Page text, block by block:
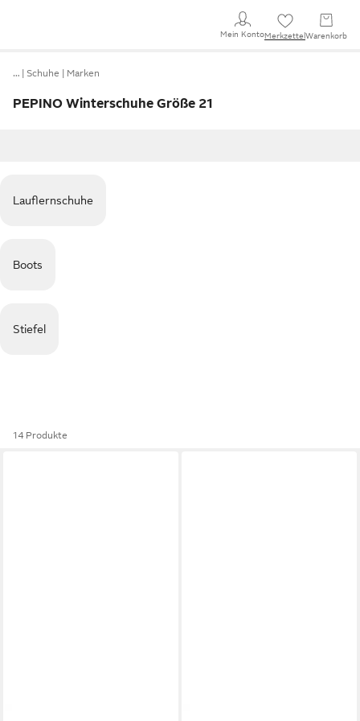
Mein KontoMerkzettel Warenkorb
… Schuhe Marken
PEPINO Winterschuhe Größe 21
Lauflernschuhe
Boots
Stiefel
14 Produkte